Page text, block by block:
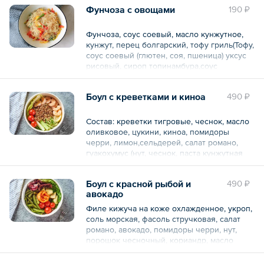
Углеводы 19.14
Ккал 352
Общий вес – 220 г
Ккал 331.5
Жиры 16.8
Углеводы 27.6
Ккал 285.6
190 ₽
Фунчоза с овощами
Фунчоза, соус соевый, масло кунжутное,
кунжут, перец болгарский, тофу гриль(Тофу,
соус соевый (глютен, соя, пшеница) уксус
рисовый, сироп топинамбура,соус
шрирача, масло кунжутное, корень имбиря,
оливковое), фасоль стручковая.
В порции / упаковке:
Белки 3.45
Жиры 11.85
Общий вес – 150 г
490 ₽
Боул с креветками и киноа
Состав: креветки тигровые, чеснок, масло
оливковое, цукини, киноа, помидоры
черри, лимон,сельдерей, салат романо,
гуакохумус (нут, чеснок, паста кунжутная
(100% кунжут), масло оливковое, соль
В порции / упаковке:
Белки 23.52
Жиры 10.36
Углеводы 57.96
490 ₽
Боул с красной рыбой и
авокадо
Филе кижуча на коже охлажденное, укроп,
соль морская, фасоль стручковая, салат
романо, авокадо, помидоры черри, нут,
порошок чесночный, кориандр, масло
оливковое,сок лимона, кунжут, вода, паста